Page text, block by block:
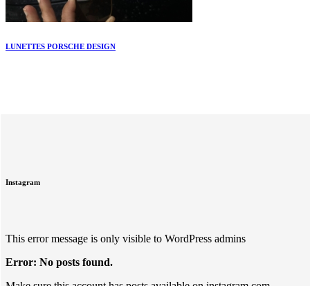
LUNETTES PORSCHE DESIGN
Instagram
This error message is only visible to WordPress admins
Error: No posts found.